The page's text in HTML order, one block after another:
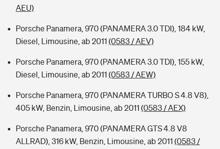
AEU)
Porsche Panamera, 970 (PANAMERA 3.0 TDI), 184 kW,
Diesel, Limousine, ab 2011 (0583 / AEV)
Porsche Panamera, 970 (PANAMERA 3.0 TDI), 155 kW,
Diesel, Limousine, ab 2011 (0583 / AEW)
Porsche Panamera, 970 (PANAMERA TURBO S 4.8 V8),
405 kW, Benzin, Limousine, ab 2011 (0583 / AEX)
Porsche Panamera, 970 (PANAMERA GTS 4.8 V8
ALLRAD), 316 kW, Benzin, Limousine, ab 2011 (0583 /